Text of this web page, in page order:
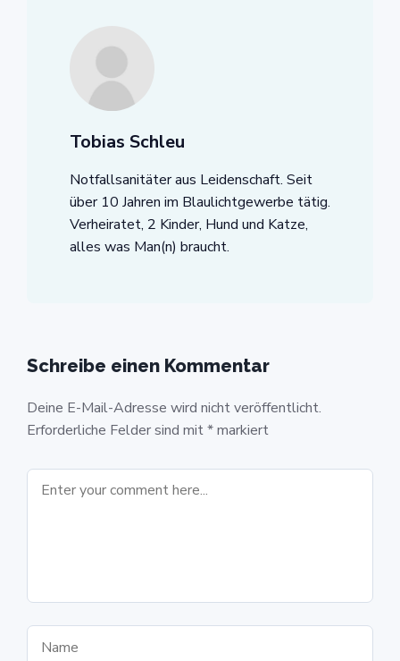
Tobias Schleu
Notfallsanitäter aus Leidenschaft. Seit
über 10 Jahren im Blaulichtgewerbe tätig.
Verheiratet, 2 Kinder, Hund und Katze,
alles was Man(n) braucht.
Schreibe einen Kommentar
Deine E-Mail-Adresse wird nicht veröffentlicht.
Erforderliche Felder sind mit*markiert